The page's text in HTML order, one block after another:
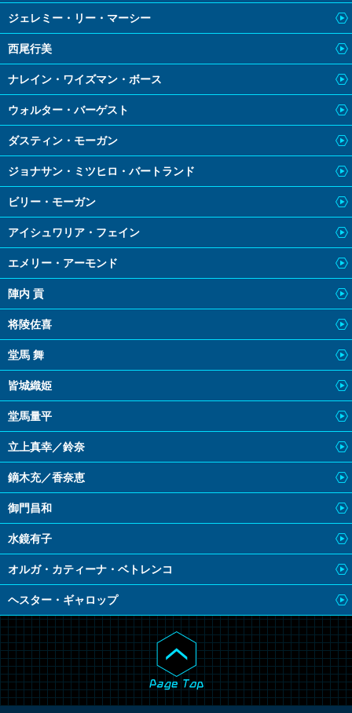
ジェレミー・リー・マーシー
西尾行美
ナレイン・ワイズマン・ボース
ウォルター・バーゲスト
ダスティン・モーガン
ジョナサン・ミツヒロ・バートランド
ビリー・モーガン
アイシュワリア・フェイン
エメリー・アーモンド
陣内 貢
将陵佐喜
堂馬 舞
皆城織姫
堂馬量平
立上真幸／鈴奈
鏑木充／香奈恵
御門昌和
水鏡有子
オルガ・カティーナ・ベトレンコ
ヘスター・ギャロップ